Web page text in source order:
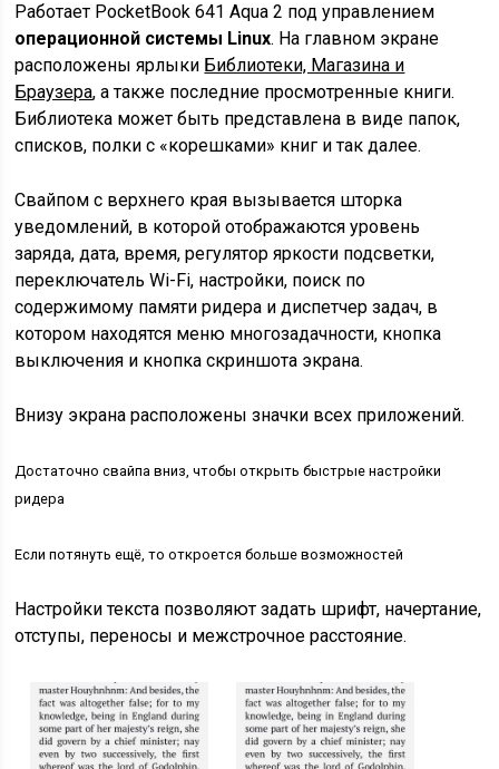
Работает PocketBook 641 Aqua 2 под управлением
операционной системы Linux. На главном экране
расположены ярлыки Библиотеки, Магазина и
Браузера, а также последние просмотренные книги.
Библиотека может быть представлена в виде папок,
списков, полки с «корешками» книг и так далее.
Свайпом с верхнего края вызывается шторка
уведомлений, в которой отображаются уровень
заряда, дата, время, регулятор яркости подсветки,
переключатель Wi-Fi, настройки, поиск по
содержимому памяти ридера и диспетчер задач, в
котором находятся меню многозадачности, кнопка
выключения и кнопка скриншота экрана.
Внизу экрана расположены значки всех приложений.
Достаточно свайпа вниз, чтобы открыть быстрые настройки
ридера
Если потянуть ещё, то откроется больше возможностей
Настройки текста позволяют задать шрифт, начертание,
отступы, переносы и межстрочное расстояние.